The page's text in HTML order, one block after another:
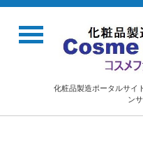
化粧品製造ポータルサイ
ン